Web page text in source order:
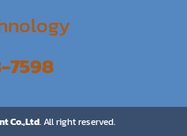
7598
Co.,Ltd. All right reserved.